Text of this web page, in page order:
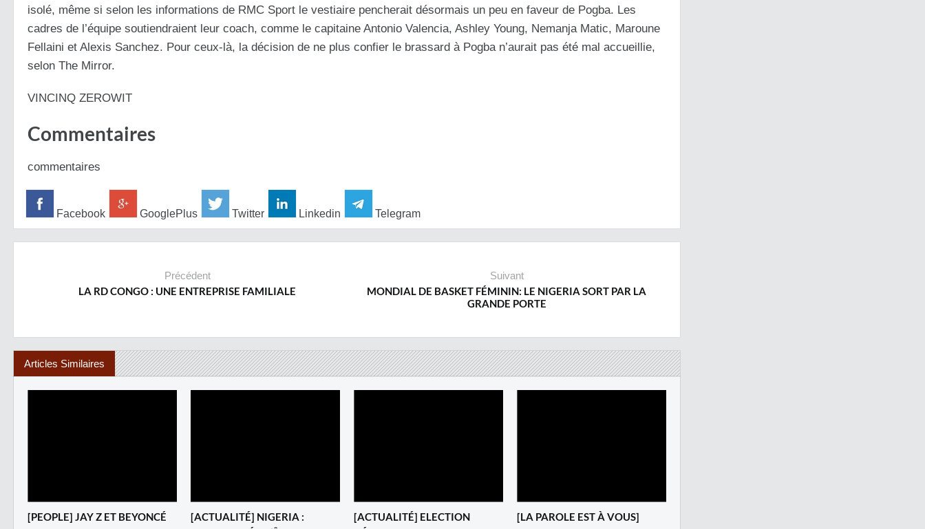
isolé, même si selon les informations de RMC Sport le vestiaire pencherait désormais un peu en faveur de Pogba. Les
cadres de l’équipe soutiendraient leur coach, comme le capitaine Antonio Valencia, Ashley Young, Nemanja Matic, Maroune
Fellaini et Alexis Sanchez. Pour ceux-là, la décision de ne plus confier le brassard à Pogba n’aurait pas été mal accueillie,
selon The Mirror.
VINCINQ ZEROWIT
Commentaires
commentaires
Facebook GooglePlus Twitter Linkedin Telegram
Précédent
LA RD CONGO : UNE ENTREPRISE FAMILIALE
Suivant
MONDIAL DE BASKET FÉMININ: LE NIGERIA SORT PAR LA
GRANDE PORTE
Articles Similaires
[PEOPLE] JAY Z ET BEYONCÉ
[ACTUALITÉ] NIGERIA :
[ACTUALITÉ] ELECTION
[LA PAROLE EST À VOUS]